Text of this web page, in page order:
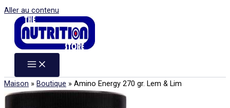
Aller au contenu
Maison » Boutique » Amino Energy 270 gr. Lem & Lim